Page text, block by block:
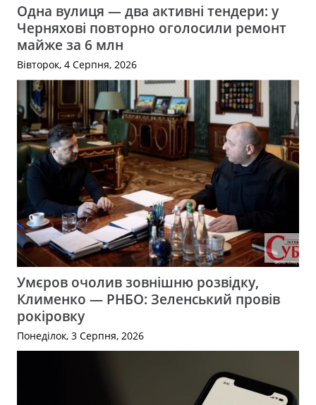
Одна вулиця — два активні тендери: у
Черняхові повторно оголосили ремонт
майже за 6 млн
Вівторок, 4 Серпня, 2026
Умєров очолив зовнішню розвідку,
Клименко — РНБО: Зеленський провів
рокіровку
Понеділок, 3 Серпня, 2026